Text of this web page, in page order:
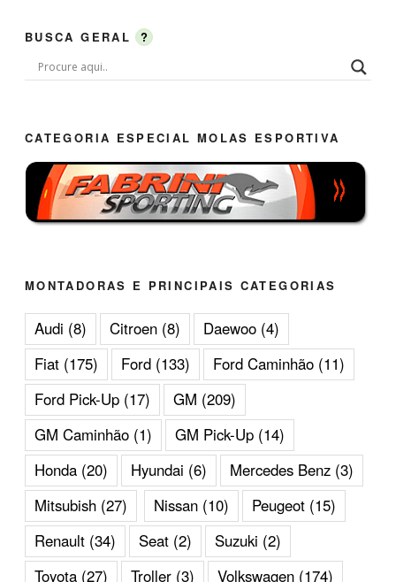
BUSCA GERAL ?
CATEGORIA ESPECIAL MOLAS ESPORTIVA
MONTADORAS E PRINCIPAIS CATEGORIAS
Audi (8) Citroen (8) Daewoo (4)
Fiat (175) Ford (133) Ford Caminhão (11)
Ford Pick-Up (17) GM (209)
GM Caminhão (1) GM Pick-Up (14)
Honda (20) Hyundai (6) Mercedes Benz (3)
Mitsubish (27) Nissan (10) Peugeot (15)
Renault (34) Seat (2) Suzuki (2)
Toyota (27) Troller (3) Volkswagen (174)